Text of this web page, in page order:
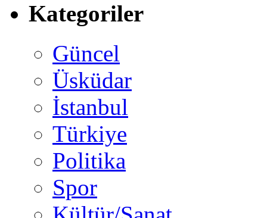
Kategoriler
Güncel
Üsküdar
İstanbul
Türkiye
Politika
Spor